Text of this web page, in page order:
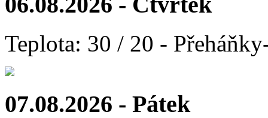
Teplota: 30 / 20 -
07.08.2026 - Pátek